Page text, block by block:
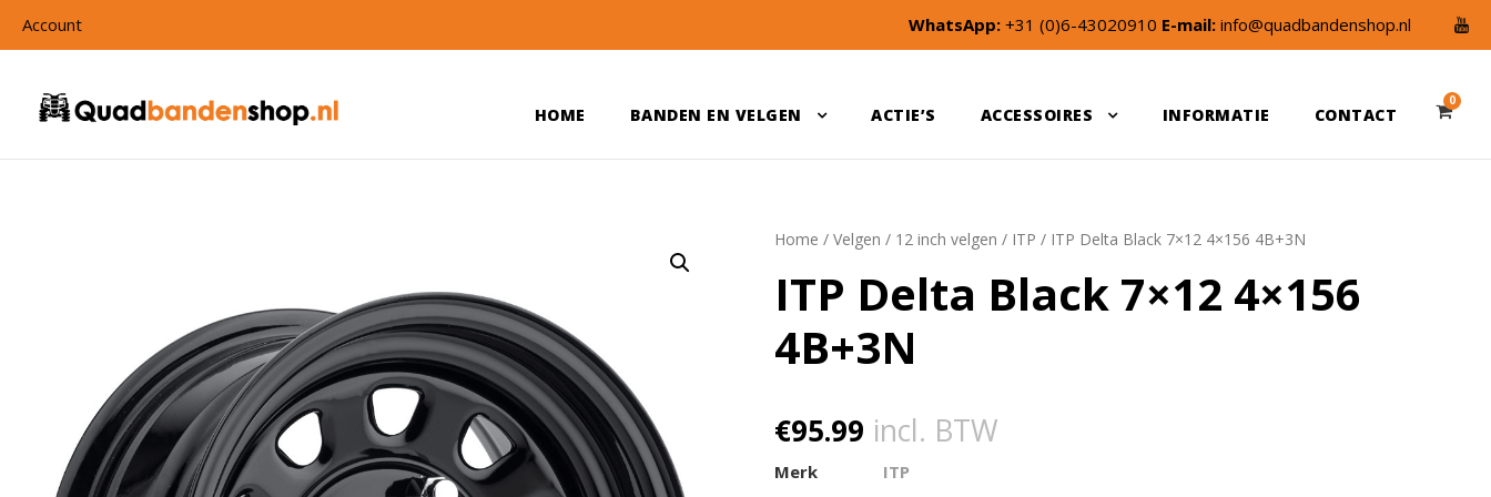
Account WhatsApp: +31 (0)6-43020910 E-mail: info@quadbandenshop.nl
HOME BANDEN EN VELGEN ACTIE’S ACCESSOIRES INFORMATIE CONTACT
0
Home /Velgen / 12 inch velgen / ITP / ITP Delta Black 7×12 4×156 4B+3N
ITP Delta Black 7×12 4×156
4B+3N
€95.99 incl. BTW
Merk
ITP